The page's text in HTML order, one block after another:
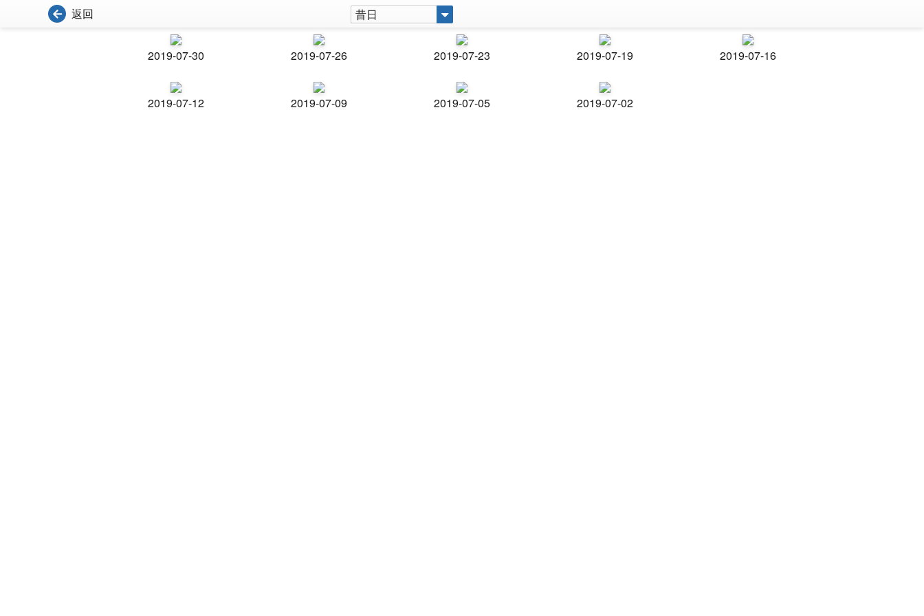
返回 昔日
2019-07-30 2019-07-26 2019-07-23 2019-07-19 2019-07-16
2019-07-12 2019-07-09 2019-07-05 2019-07-02